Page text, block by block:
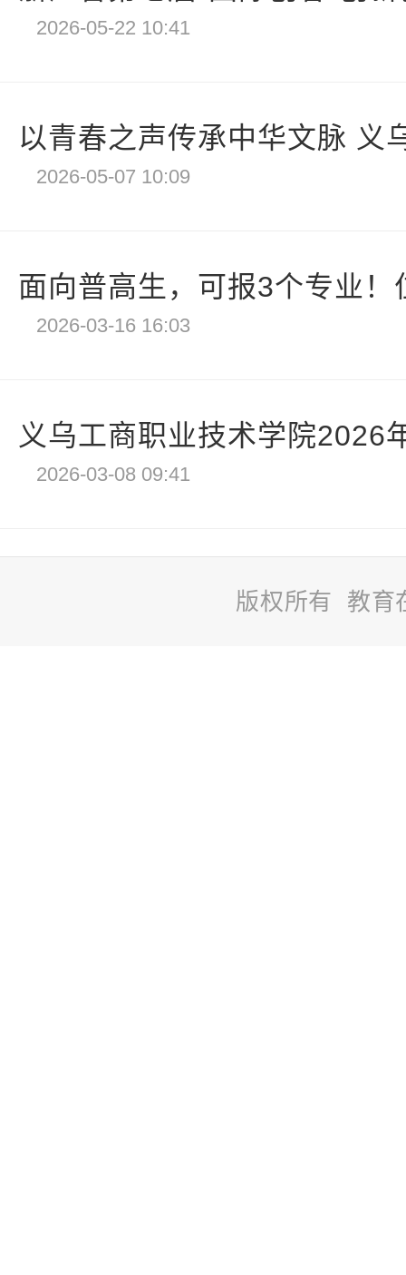
2026-05-22 10:41
以青春之声传承中华文脉 义
2026-05-07 10:09
面向普高生，可报3个专业
2026-03-16 16:03
义乌工商职业技术学院2026
2026-03-08 09:41
版权所有 教育